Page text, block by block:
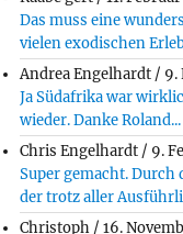
Das muss eine
vielen exodischen
Andrea Engelhardt/ 9.
Ja Südafrika war
wieder. Danke Roland...
Chris Engelhardt/ 9.
Super gemacht. Durch
der trotz aller
Christoph/16.